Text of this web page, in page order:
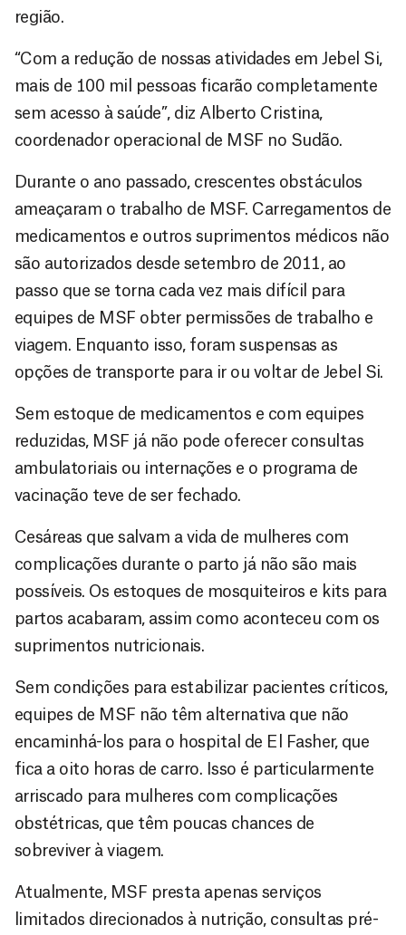
região.
“Com a redução de nossas atividades em Jebel Si,
mais de 100 mil pessoas ficarão completamente
sem acesso à saúde”, diz Alberto Cristina,
coordenador operacional de MSF no Sudão.
Durante o ano passado, crescentes obstáculos
ameaçaram o trabalho de MSF. Carregamentos de
medicamentos e outros suprimentos médicos não
são autorizados desde setembro de 2011, ao
passo que se torna cada vez mais difícil para
equipes de MSF obter permissões de trabalho e
viagem. Enquanto isso, foram suspensas as
opções de transporte para ir ou voltar de Jebel Si.
Sem estoque de medicamentos e com equipes
reduzidas, MSF já não pode oferecer consultas
ambulatoriais ou internações e o programa de
vacinação teve de ser fechado.
Cesáreas que salvam a vida de mulheres com
complicações durante o parto já não são mais
possíveis. Os estoques de mosquiteiros e kits para
partos acabaram, assim como aconteceu com os
suprimentos nutricionais.
Sem condições para estabilizar pacientes críticos,
equipes de MSF não têm alternativa que não
encaminhá-los para o hospital de El Fasher, que
fica a oito horas de carro. Isso é particularmente
arriscado para mulheres com complicações
obstétricas, que têm poucas chances de
sobreviver à viagem.
Atualmente, MSF presta apenas serviços
limitados direcionados à nutrição, consultas pré-